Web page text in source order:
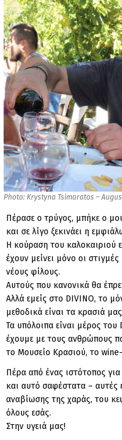
Photo: Krystyna Tsimaratos –
Πέρασε ο τρύγος, μπήκε ο
και σε λίγο ξεκινάει η
Η κούραση του καλοκαιριού
έχουν μείνει μόνο οι
νέους φίλους.
Αυτούς που κανονικά θα
Αλλά εμείς στο DIVINO, το
μεθοδικά είναι τα κρασιά
Τα υπόλοιπα είναι μέρος
έχουμε με τους ανθρώπους
το Μουσείο Κρασιού, το
Πέρα από ένας ιστότοπος
και αυτό σαφέστατα – αυτές
αναβίωσης της χαράς, του
όλους εσάς.
Στην υγειά μας!